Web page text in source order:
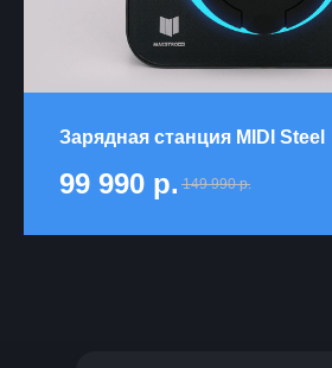
Зарядная станция MIDI Steel
99 990 р. 149 990 р.